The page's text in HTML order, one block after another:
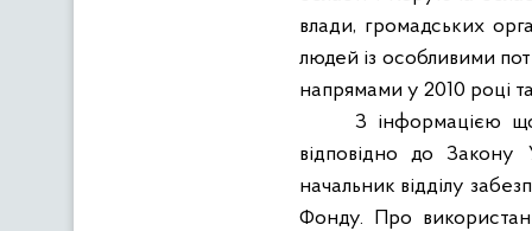
влади, громадських
людей із особливими
напрямами у 2010 році
З інформацією
відповідно до Закону
начальник відділу
Фонду. Про